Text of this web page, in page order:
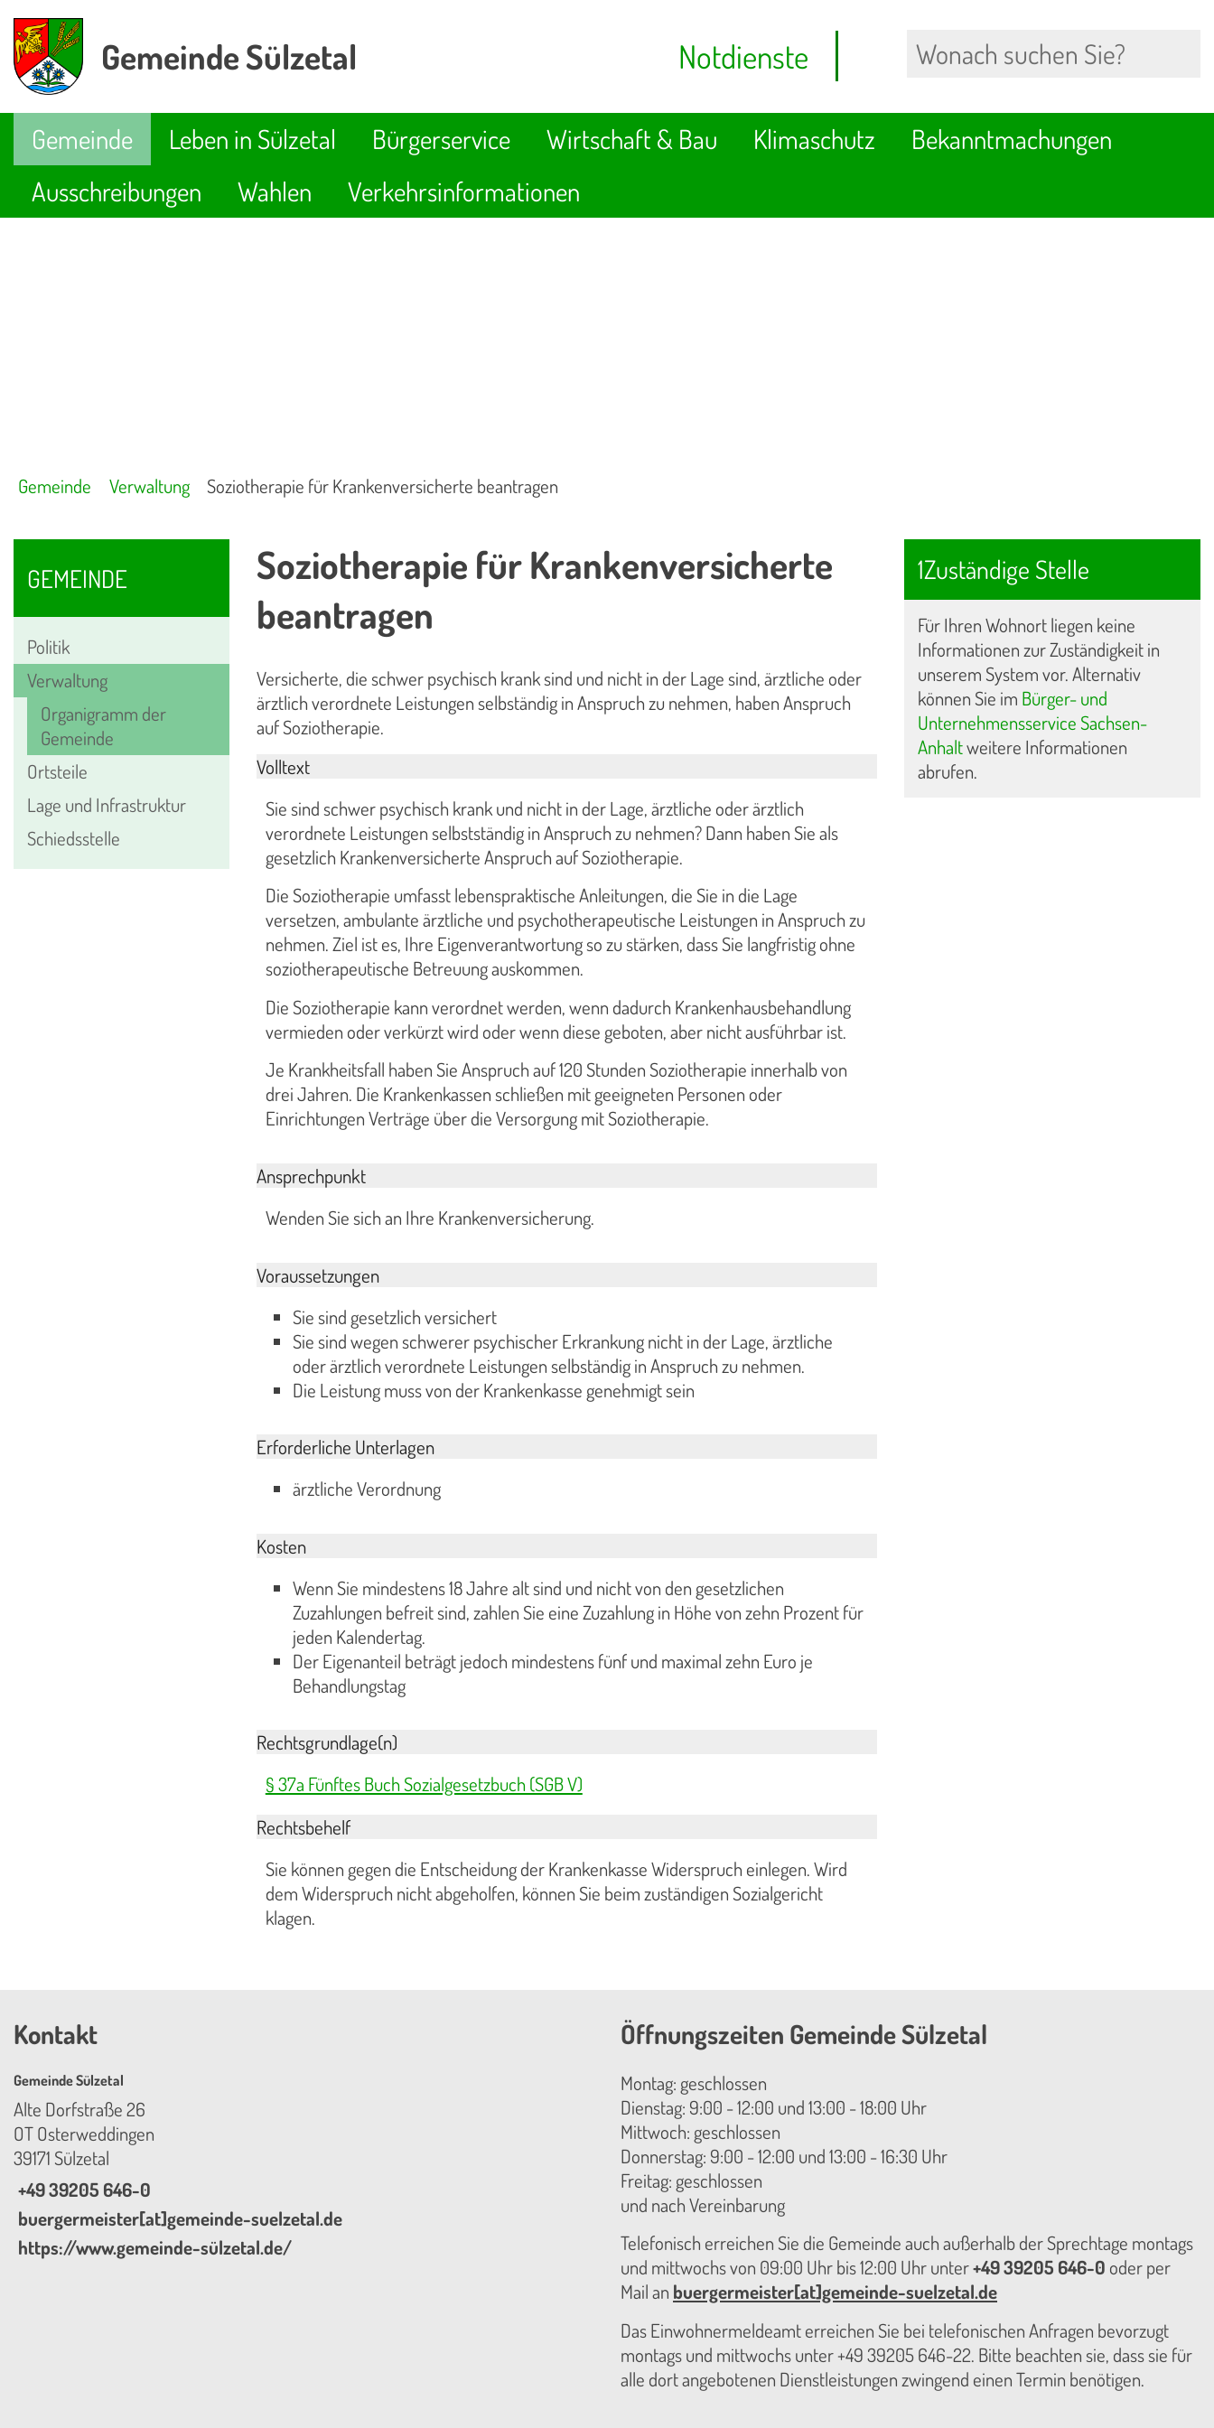
Gemeinde Sülzetal Notdienste
Gemeinde Leben in Sülzetal Bürgerservice Wirtschaft & Bau Klimaschutz
Bekanntmachungen
Ausschreibungen
Wahlen Verkehrsinformationen
Gemeinde Verwaltung Soziotherapie für Krankenversicherte beantragen
GEMEINDE
Politik
Verwaltung
Organigramm der
Gemeinde
Ortsteile
Lage und Infrastruktur
Schiedsstelle
Soziotherapie für Krankenversicherte
beantragen
Versicherte, die schwer psychisch krank sind und nicht in der Lage sind, ärztliche oder
ärztlich verordnete Leistungen selbständig in Anspruch zu nehmen, haben Anspruch
auf Soziotherapie.
Volltext
Sie sind schwer psychisch krank und nicht in der Lage, ärztliche oder ärztlich
verordnete Leistungen selbstständig in Anspruch zu nehmen? Dann haben Sie als
gesetzlich Krankenversicherte Anspruch auf Soziotherapie.
Die Soziotherapie umfasst lebenspraktische Anleitungen, die Sie in die Lage
versetzen, ambulante ärztliche und psychotherapeutische Leistungen in Anspruch zu
nehmen. Ziel ist es, Ihre Eigenverantwortung so zu stärken, dass Sie langfristig ohne
soziotherapeutische Betreuung auskommen.
Die Soziotherapie kann verordnet werden, wenn dadurch Krankenhausbehandlung
vermieden oder verkürzt wird oder wenn diese geboten, aber nicht ausführbar ist.
Je Krankheitsfall haben Sie Anspruch auf 120 Stunden Soziotherapie innerhalb von
drei Jahren. Die Krankenkassen schließen mit geeigneten Personen oder
Einrichtungen Verträge über die Versorgung mit Soziotherapie.
Ansprechpunkt
Wenden Sie sich an Ihre Krankenversicherung.
Voraussetzungen
Sie sind gesetzlich versichert
Sie sind wegen schwerer psychischer Erkrankung nicht in der Lage, ärztliche
oder ärztlich verordnete Leistungen selbständig in Anspruch zu nehmen.
Die Leistung muss von der Krankenkasse genehmigt sein
Erforderliche Unterlagen
ärztliche Verordnung
Kosten
Wenn Sie mindestens 18 Jahre alt sind und nicht von den gesetzlichen
Zuzahlungen befreit sind, zahlen Sie eine Zuzahlung in Höhe von zehn Prozent für
jeden Kalendertag.
Der Eigenanteil beträgt jedoch mindestens fünf und maximal zehn Euro je
Behandlungstag
Rechtsgrundlage(n)
§ 37a Fünftes Buch Sozialgesetzbuch (SGB V)
Rechtsbehelf
Sie können gegen die Entscheidung der Krankenkasse Widerspruch einlegen. Wird
dem Widerspruch nicht abgeholfen, können Sie beim zuständigen Sozialgericht
klagen.
1Zuständige Stelle
Für Ihren Wohnort liegen keine
Informationen zur Zuständigkeit in
unserem System vor. Alternativ
können Sie im Bürger- und
Unternehmensservice Sachsen-
Anhaltweitere Informationen
abrufen.
Kontakt
Gemeinde Sülzetal
Alte Dorfstraße 26
OT Osterweddingen
39171 Sülzetal
+49 39205 646-0
buergermeister[at]gemeinde-suelzetal.de
https://www.gemeinde-sülzetal.de/
Öffnungszeiten Gemeinde Sülzetal
Montag: geschlossen
Dienstag: 9:00 - 12:00 und 13:00 - 18:00 Uhr
Mittwoch: geschlossen
Donnerstag: 9:00 - 12:00 und 13:00 - 16:30 Uhr
Freitag: geschlossen
und nach Vereinbarung
Telefonisch erreichen Sie die Gemeinde auch außerhalb der Sprechtage montags
und mittwochs von 09:00 Uhr bis 12:00 Uhr unter+49 39205 646-0 oder per
Mail an buergermeister[at]gemeinde-suelzetal.de
Das Einwohnermeldeamt erreichen Sie bei telefonischen Anfragen bevorzugt
montags und mittwochs unter +49 39205 646-22. Bitte beachten sie, dass sie für
alle dort angebotenen Dienstleistungen zwingend einen Termin benötigen.